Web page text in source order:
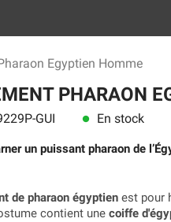
Egyptien Homme
PHARAON
GUI lens En stock
un puissant pharaon de
de pharaon égyptien est pour
contient une coiffe